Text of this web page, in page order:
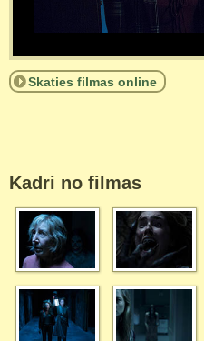
Skaties filmas online
Kadri no filmas